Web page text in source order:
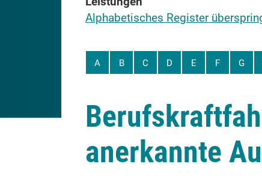
Alphabetisches Register
A B C D E F G
anerkannte